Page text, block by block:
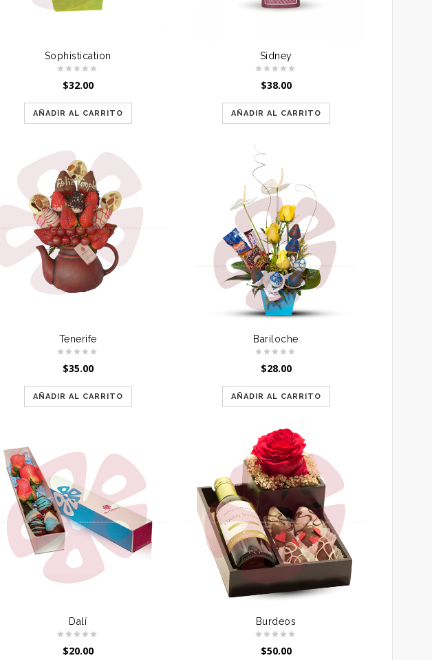
Sophistication
$32.00
AÑADIR AL CARRITO
Sidney
$38.00
AÑADIR AL CARRITO
Tenerife
$35.00
AÑADIR AL CARRITO
Bariloche
$28.00
AÑADIR AL CARRITO
Dalí
$20.00
Burdeos
$50.00